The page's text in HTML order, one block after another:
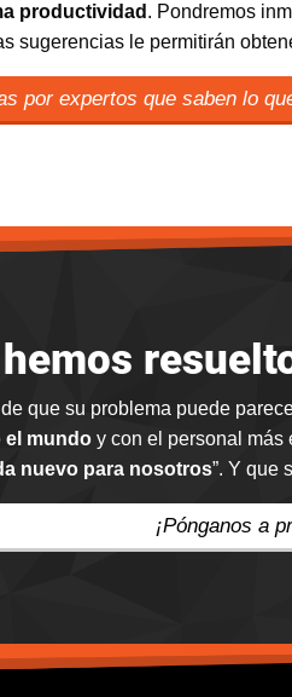
productividad . Pondremos
sugerencias le permitirán
por expertos que saben lo
hemos
que su problema puede
el mundo y con el personal más
nuevo para nosotros”. Y que
¡Pónganos a